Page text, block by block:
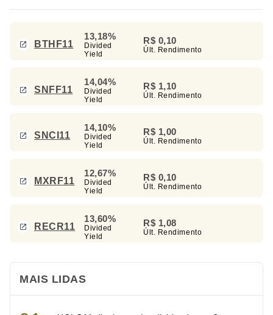
BTHF11
13,18%
Divided
Yield
R$ 0,10
Últ. Rendimento
SNFF11
14,04%
Divided
Yield
R$ 1,10
Últ. Rendimento
SNCI11
14,10%
Divided
Yield
R$ 1,00
Últ. Rendimento
MXRF11
12,67%
Divided
Yield
R$ 0,10
Últ. Rendimento
RECR11
13,60%
Divided
Yield
R$ 1,08
Últ. Rendimento
MAIS LIDAS